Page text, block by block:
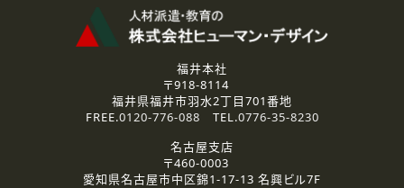
その他、お問い合わせの内容に回答するために利用いたし
なお、ご連絡手段は、電話・Ｅメールのいずれかの方法とい
2.個人情報の第三者提供
ご提供いただいた個人情報は、法令等の規定に従う場合を除き、
3.個人情報の取り扱いの委託
弊社の定める個人情報保護の評価基準を満たした委託先に、個
福井本社
〒918-8114
福井県福井市羽水2丁目701番地
FREE.0120-776-088 TEL.0776-35-8230
名古屋支店
〒460-0003
愛知県名古屋市中区錦1-17-13 名興ビル7F